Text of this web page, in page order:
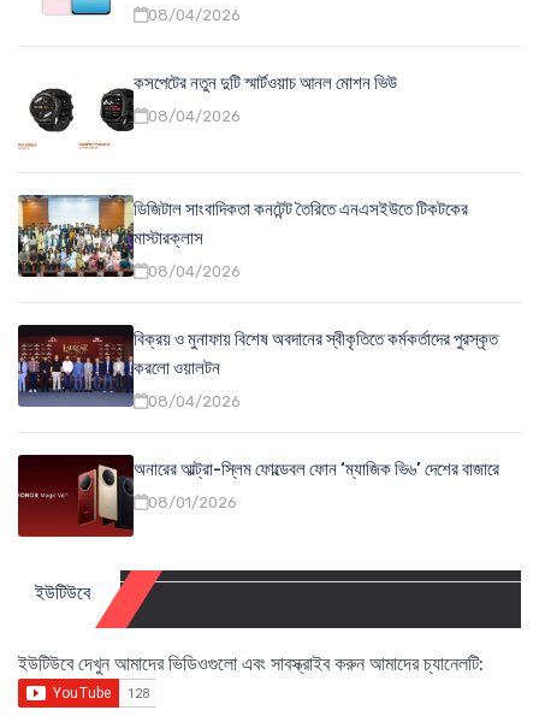
08/04/2026
কসপেটের নতুন দুটি স্মার্টওয়াচ আনল মোশন ভিউ
08/04/2026
ডিজিটাল সাংবাদিকতা কনটেন্ট তৈরিতে এনএসইউতে টিকটকের
মাস্টারক্লাস
08/04/2026
বিক্রয় ও মুনাফায় বিশেষ অবদানের স্বীকৃতিতে কর্মকর্তাদের পুরস্কৃত
করলো ওয়ালটন
08/04/2026
অনারের আল্ট্রা-স্লিম ফোল্ডেবল ফোন ‘ম্যাজিক ভি৬’ দেশের বাজারে
08/01/2026
ইউটিউবে
ইউটিউবে দেখুন আমাদের ভিডিওগুলো এবং সাবস্ক্রাইব করুন আমাদের চ্যানেলটি: